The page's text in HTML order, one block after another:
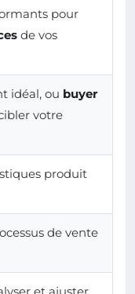
pour
de vos
idéal, ou buyer
votre
produit
de vente